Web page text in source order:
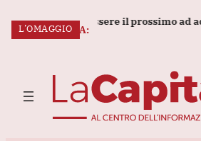
ULTIM’ORA:
potrebbe essere il prossimo ad
L’OMAGGIO